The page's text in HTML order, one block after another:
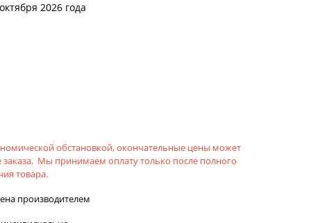
2026 года
обстановкой, окончательные цены может
Мы принимаем оплату только после полного
товара.
производителем